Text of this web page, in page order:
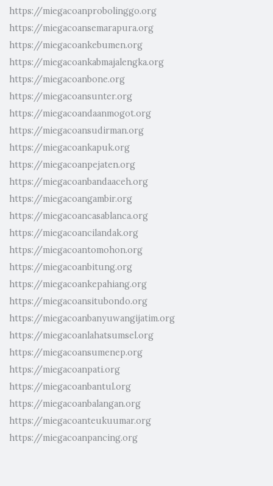
https://miegacoanprobolinggo.org
https://miegacoansemarapura.org
https://miegacoankebumen.org
https://miegacoankabmajalengka.org
https://miegacoanbone.org
https://miegacoansunter.org
https://miegacoandaanmogot.org
https://miegacoansudirman.org
https://miegacoankapuk.org
https://miegacoanpejaten.org
https://miegacoanbandaaceh.org
https://miegacoangambir.org
https://miegacoancasablanca.org
https://miegacoancilandak.org
https://miegacoantomohon.org
https://miegacoanbitung.org
https://miegacoankepahiang.org
https://miegacoansitubondo.org
https://miegacoanbanyuwangijatim.org
https://miegacoanlahatsumsel.org
https://miegacoansumenep.org
https://miegacoanpati.org
https://miegacoanbantul.org
https://miegacoanbalangan.org
https://miegacoanteukuumar.org
https://miegacoanpancing.org